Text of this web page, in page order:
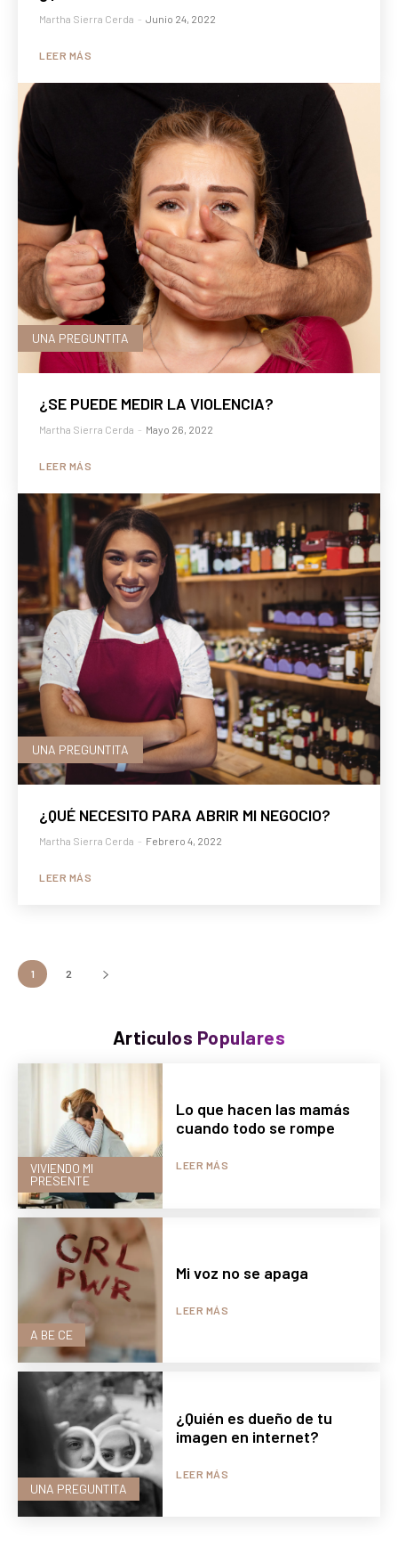
Martha Sierra Cerda - Junio 24, 2022
LEER MÁS
UNA PREGUNTITA
¿SE PUEDE MEDIR LA VIOLENCIA?
Martha Sierra Cerda - Mayo 26, 2022
LEER MÁS
UNA PREGUNTITA
¿QUÉ NECESITO PARA ABRIR MI NEGOCIO?
Martha Sierra Cerda - Febrero 4, 2022
LEER MÁS
1 2
Articulos Populares
VIVIENDO MI
PRESENTE
Lo que hacen las mamás
cuando todo se rompe
LEER MÁS
A BE CE
Mi voz no se apaga
LEER MÁS
UNA PREGUNTITA
¿Quién es dueño de tu
imagen en internet?
LEER MÁS